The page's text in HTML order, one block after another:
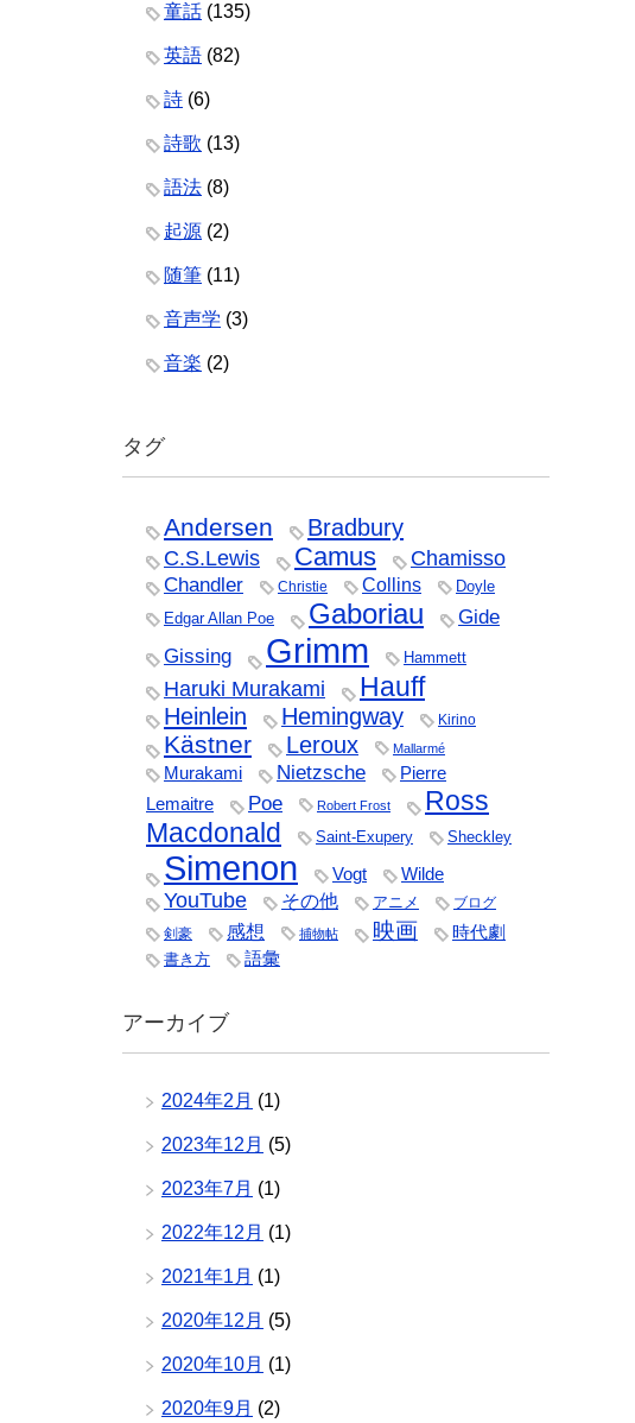
童話 (135)
英語 (82)
詩 (6)
詩歌 (13)
語法 (8)
起源 (2)
随筆 (11)
音声学 (3)
音楽 (2)
タグ
Andersen Bradbury
C.S.Lewis Camus
Chamisso
Chandler
Christie Collins
Doyle
Edgar Allan Poe
Gaboriau
Gide
Gissing
Grimm Hammett
Haruki Murakami Hauff
Heinlein Hemingway Kirino
Kästner Leroux Mallarmé
Murakami Nietzsche
Pierre
Lemaitre
Poe Robert Frost
Ross
Macdonald
Saint-Exupery Sheckley
Simenon Vogt Wilde
YouTube その他 アニメ
ブログ
剣豪
感想 捕物帖 映画 時代劇
書き方 語彙
アーカイブ
2024年2月 (1)
2023年12月 (5)
2023年7月 (1)
2022年12月 (1)
2021年1月 (1)
2020年12月 (5)
2020年10月 (1)
2020年9月 (2)